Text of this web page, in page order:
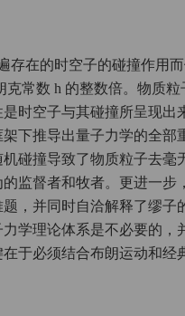
存在的时空子的碰撞作用
常数 h 的整数倍。物质粒
时空子与其碰撞所呈现出
下推导出量子力学的全部
碰撞导致了物质粒子去毫
监督者和牧者。更进一步
，并同时自洽解释了缪子
学理论体系是不必要的，
于必须结合布朗运动和经